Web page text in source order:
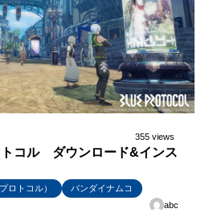
355 views
トコル ダウンロード&インス
ロトコル）
バンダイナムコ
abc